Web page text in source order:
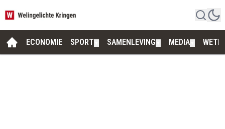
ECONOMIE SPORT SAMENLEVING MEDIA